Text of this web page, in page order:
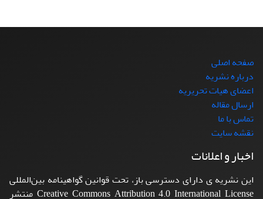
صفحه اصلی
درباره نشریه
اعضای هیات تحریریه
ارسال مقاله
تماس با ما
نقشه سایت
اخبار و اعلانات
این نشریه ی دارای دسترسی باز، تحت قوانین گواهینامه بین‌المللی
Creative Commons Attribution 4.0 International License منتشر